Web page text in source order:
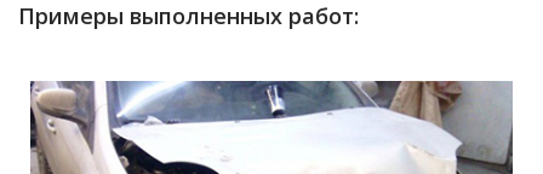
Примеры выполненных работ: